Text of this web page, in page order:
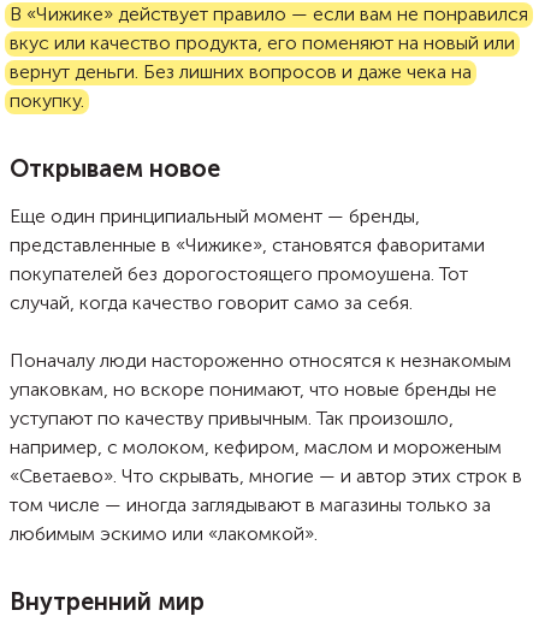
В «Чижике» действует правило — если вам не понравился
вкус или качество продукта, его поменяют на новый или
вернут деньги. Без лишних вопросов и даже чека на
покупку.
Открываем новое
Еще один принципиальный момент — бренды,
представленные в «Чижике», становятся фаворитами
покупателей без дорогостоящего промоушена. Тот
случай, когда качество говорит само за себя.
Поначалу люди настороженно относятся к незнакомым
упаковкам, но вскоре понимают, что новые бренды не
уступают по качеству привычным. Так произошло,
например, с молоком, кефиром, маслом и мороженым
«Светаево». Что скрывать, многие — и автор этих строк в
том числе — иногда заглядывают в магазины только за
любимым эскимо или «лакомкой».
Внутренний мир